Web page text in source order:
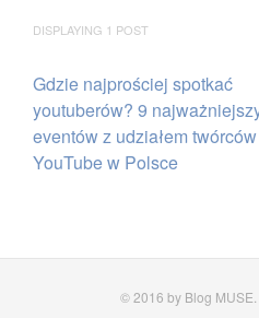
DISPLAYING 1 POST
Gdzie najprościej spotkać
youtuberów? 9
eventów z udziałem twórców
YouTube w Polsce
© 2016 by Blog MUSE.